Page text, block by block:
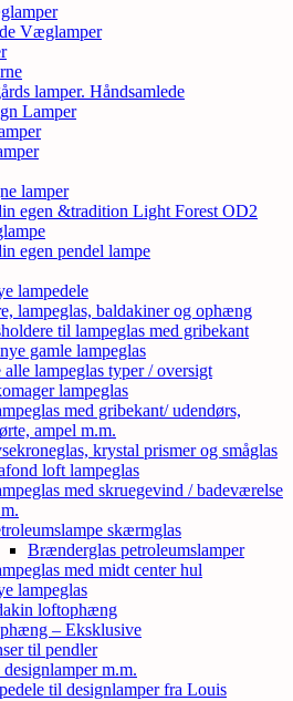
Væglamper
lamper. Håndsamlede
Lamper
lamper
egen &tradition Light Forest OD2
egen pendel lampe
lampedele
lampeglas, baldakiner og ophæng
til lampeglas med gribekant
gamle lampeglas
alle lampeglas typer / oversigt
lampeglas
med gribekant/ udendørs,
ampel m.m.
krystal prismer og småglas
loft lampeglas
med skruegevind / badeværelse
skærmglas
Brænderglas petroleumslamper
med midt center hul
lampeglas
loftophæng
– Eksklusive
til pendler
m.m.
til designlamper fra Louis